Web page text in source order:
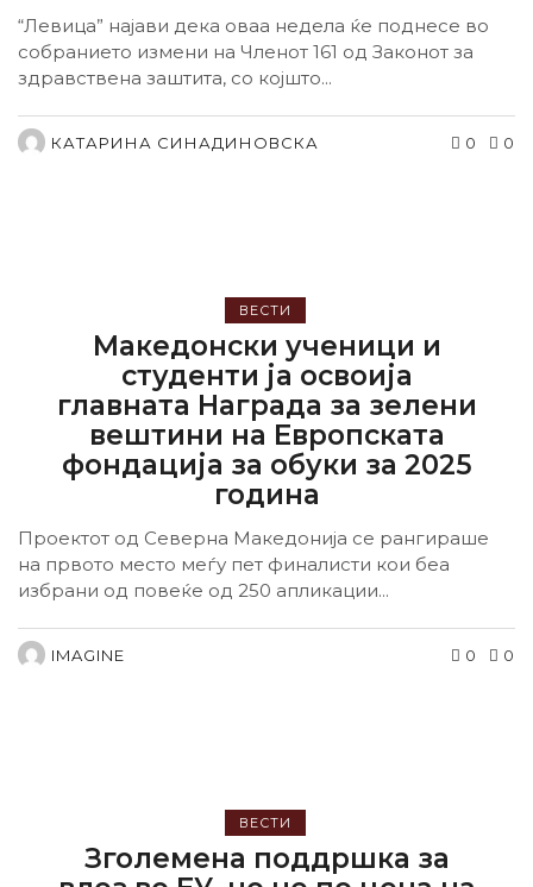
“Левица” најави дека оваа недела ќе поднесе во
собранието измени на Членот 161 од Законот за
здравствена заштита, со којшто...
КАТАРИНА СИНАДИНОВСКА 0
0
ВЕСТИ
Македонски ученици и
студенти ја освоија
главната Награда за зелени
вештини на Европската
фондација за обуки за 2025
година
Проектот од Северна Македонија се рангираше
на првото место меѓу пет финалисти кои беа
избрани од повеќе од 250 апликации...
IMAGINE 0
0
ВЕСТИ
Зголемена поддршка за